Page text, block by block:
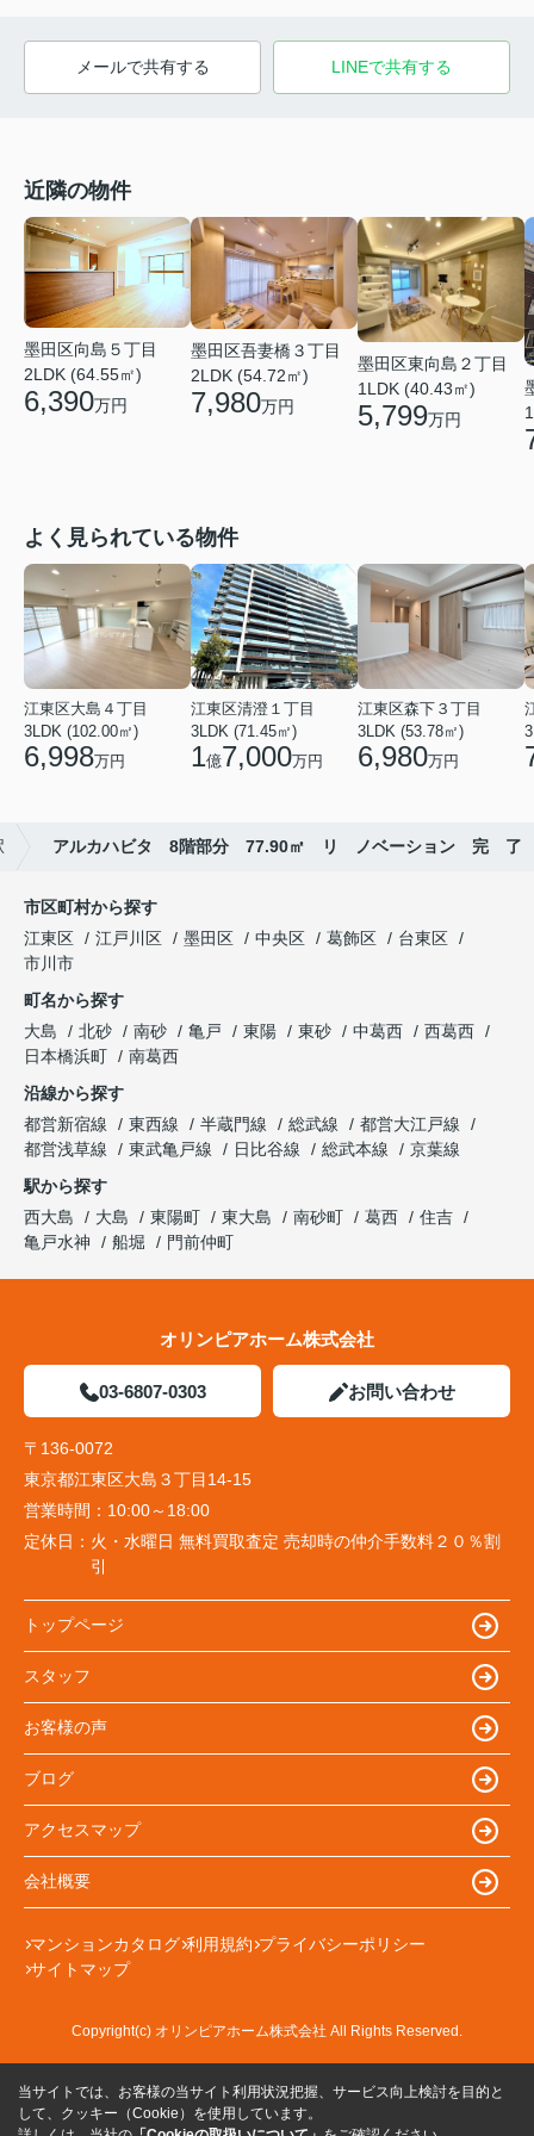
メールで共有する LINEで共有する
近隣の物件
墨田区向島５丁目
2LDK (64.55㎡)
6,390万円
墨田区吾妻橋３丁目
2LDK (54.72㎡)
7,980万円
墨田区東向島２丁目
1LDK (40.43㎡)
5,799万円
よく見られている物件
江東区大島４丁目
3LDK (102.00㎡)
6,998万円
江東区清澄１丁目
3LDK (71.45㎡)
1億7,000万円
江東区森下３丁目
3LDK (53.78㎡)
6,980万円
アルカハビタ 8階部分 77.90㎡ リ ノベーション 完 了
市区町村から探す
江東区
江戸川区 墨田区 中央区 葛飾区
台東区
市川市
町名から探す
大島
北砂 南砂 亀戸 東陽 東砂 中葛西
西葛西
日本橋浜町
南葛西
沿線から探す
都営新宿線
東西線 半蔵門線 総武線
都営大江戸線
都営浅草線
東武亀戸線 日比谷線 総武本線
京葉線
駅から探す
西大島
大島 東陽町 東大島 南砂町 葛西
住吉
亀戸水神
船堀 門前仲町
オリンピアホーム株式会社
03-6807-0303 お問い合わせ
〒136-0072
東京都江東区大島３丁目14-15
営業時間： 10:00～18:00
定休日： 火・水曜日 無料買取査定 売却時の仲介手数料２０％割
引
トップページ
スタッフ
お客様の声
ブログ
アクセスマップ
会社概要
マンションカタログ 利用規約 プライバシーポリシー
サイトマップ
Copyright(c) オリンピアホーム株式会社 All Rights Reserved.
当サイトでは、お客様の当サイト利用状況把握、サービス向上検討を目的と
して、クッキー（Cookie）を使用しています。